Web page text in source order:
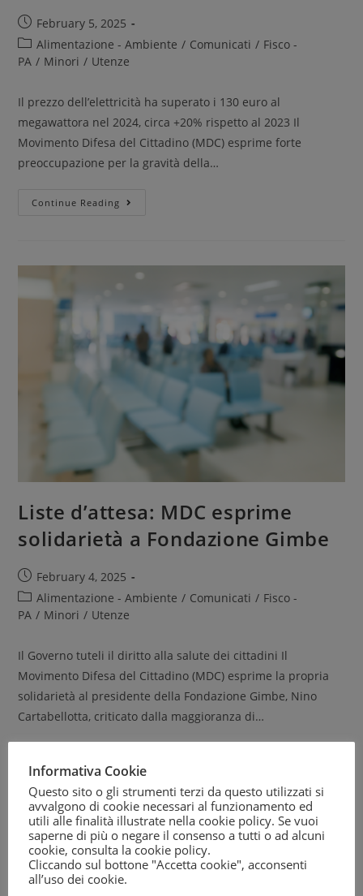
February 5, 2025
Alimentazione - Ambiente / Comunicati / Fisco -
PA / Minori / Utenze
Il prezzo dell’elettricità ha superato i 130 euro al
megawattora nel 2024, circa +20% rispetto al 2023 Il
Movimento Difesa del Cittadino (MDC) esprime forte
preoccupazione per la gravità della…
Continue Reading
Liste d’attesa: MDC esprime
solidarietà a Fondazione Gimbe
February 4, 2025
Alimentazione - Ambiente / Comunicati / Fisco -
PA / Minori / Utenze
Il Governo tuteli il diritto alla salute dei cittadini Il
Movimento Difesa del Cittadino (MDC) esprime la propria
solidarietà al presidente della Fondazione Gimbe, Nino
Cartabellotta, criticato dalla maggioranza di…
Informativa Cookie
Questo sito o gli strumenti terzi da questo utilizzati si
avvalgono di cookie necessari al funzionamento ed
utili alle finalità illustrate nella cookie policy. Se vuoi
saperne di più o negare il consenso a tutti o ad alcuni
cookie, consulta la cookie policy.
Cliccando sul bottone "Accetta cookie", acconsenti
all’uso dei cookie.